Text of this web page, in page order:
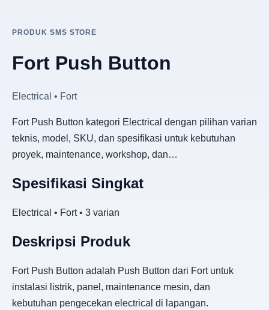
PRODUK SMS STORE
Fort Push Button
Electrical • Fort
Fort Push Button kategori Electrical dengan pilihan varian
teknis, model, SKU, dan spesifikasi untuk kebutuhan
proyek, maintenance, workshop, dan…
Spesifikasi Singkat
Electrical • Fort • 3 varian
Deskripsi Produk
Fort Push Button adalah Push Button dari Fort untuk
instalasi listrik, panel, maintenance mesin, dan
kebutuhan pengecekan electrical di lapangan.